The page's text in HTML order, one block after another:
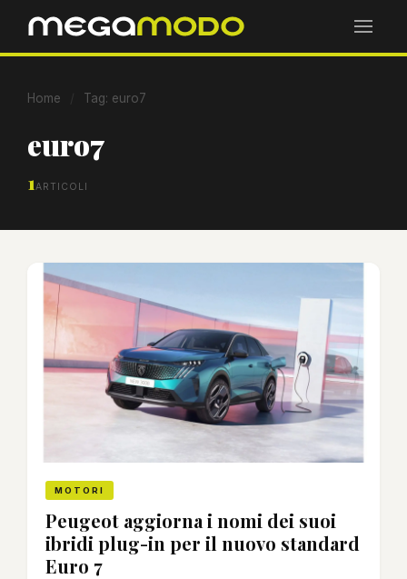
Home Tag: euro7
euro7
1ARTICOLI
MOTORI
Peugeot aggiorna i nomi dei suoi
ibridi plug-in per il nuovo standard
Euro 7